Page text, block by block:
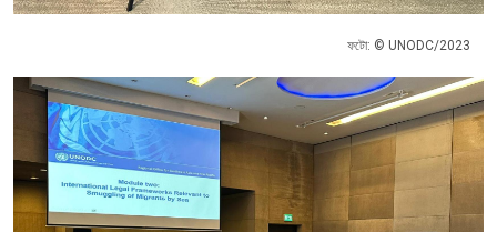
ফটো: © UNODC/2023